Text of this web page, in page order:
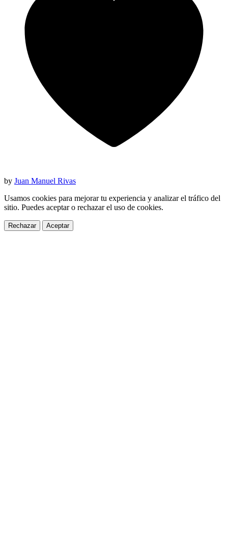
by Juan Manuel Rivas
Usamos cookies para mejorar tu experiencia y analizar el tráfico del
sitio. Puedes aceptar o rechazar el uso de cookies.
Rechazar Aceptar